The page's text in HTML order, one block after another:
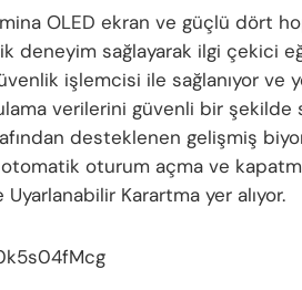
OLED ekran ve güçlü dört
deneyim sağlayarak ilgi çekici
işlemcisi ile sağlanıyor ve
verilerini güvenli bir şekilde
desteklenen gelişmiş
oturum açma ve
Karartma yer alıyor.